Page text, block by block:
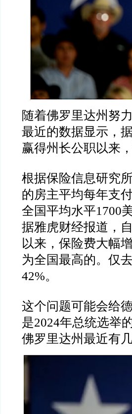
随着佛罗里达州努
最近的数据显示，
赢得州长公职以来
根据保险信息研究
的房主平均每年支
全国平均水平1700
据雅虎财经报道，自
以来，保险费大幅
为全国最高的。仅
42%。
这个问题可能会给
是2024年总统选举
佛罗里达州最近有